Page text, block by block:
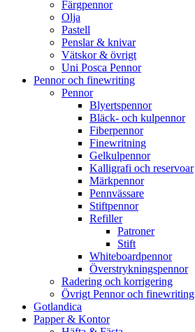
Färgpennor
Olja
Pastell
Penslar & knivar
Vätskor & övrigt
Uni Posca Pennor
Pennor och finewriting
Pennor
Blyertspennor
Bläck- och kulpennor
Fiberpennor
Finewritning
Gelkulpennor
Kalligrafi och reservoar
Märkpennor
Pennvässare
Stiftpennor
Refiller
Patroner
Stift
Whiteboardpennor
Överstrykningspennor
Radering och korrigering
Övrigt Pennor och finewriting
Gotlandica
Papper & Kontor